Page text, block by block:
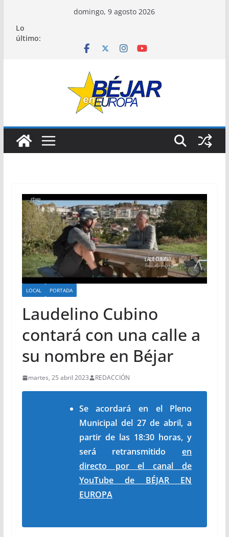
contenido
domingo, 9 agosto 2026
Lo
último:
LOCAL PORTADA
Laudelino Cubino
contará con una calle a
su nombre en Béjar
martes, 25 abril 2023 REDACCIÓN
Se acordará en el Pleno
Municipal del 27 de abril, a
partir de las 18:30 horas, y
será retransmitidoen
directo por el canal de
YouTube de BÉJAR EN
EUROPA